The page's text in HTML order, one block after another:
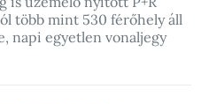
több mint 530 férőhely áll
napi egyetlen vonaljegy